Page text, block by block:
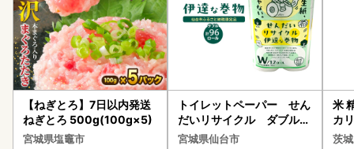
【ねぎとろ】7日以内発送
ねぎとろ 500g(100g×5)
宮城県塩竈市
トイレットペーパー せん
だいリサイクル ダブル9
6ロール｜トイレット
宮城県仙台市
米
カ
茨